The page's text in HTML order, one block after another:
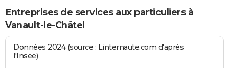
Entreprises de services aux particuliers à
Vanault-le-Châtel
Données 2024 (source : Linternaute.com d'après
l'Insee)